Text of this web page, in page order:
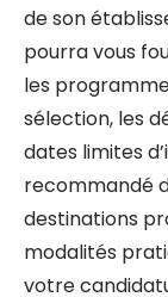
de son
pourra vous
les
sélection, les
dates limites
recommandé
destinations
modalités
votre